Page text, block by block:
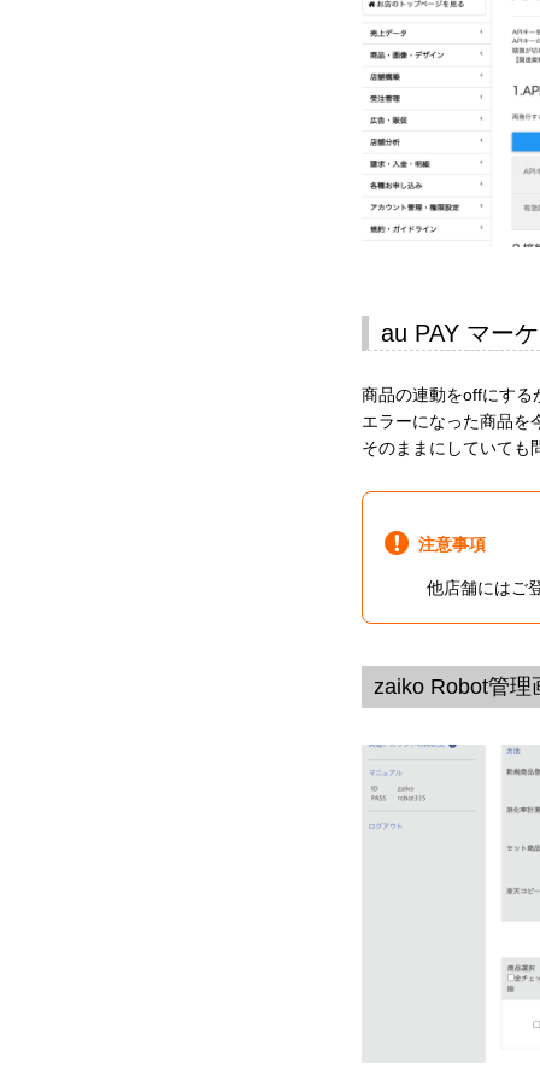
au PAY マー
商品の連動をoffにする
エラーになった商品を
そのままにしていても
注意事項
他店舗にはご
zaiko Robot管理